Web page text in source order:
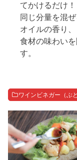
てかけるだけ！
同じ分量を混
オイルの香り、
食材の味わい
す。
ワインビネガー（ぶ